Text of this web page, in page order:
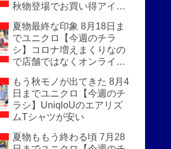
秋物登場でお買い得アイテ
夏物最終な印象 8月18日ま
でユニクロ【今週のチラ
シ】コロナ増えまくりなの
で店舗ではなくオンライン
もう秋モノが出てきた 8月4
日までユニクロ【今週のチ
ラシ】UniqloUのエアリズ
ムTシャツが安い
夏物ももう終わる頃 7月28